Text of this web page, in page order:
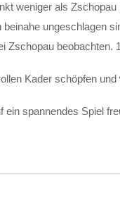
weniger als
ungeschlagen
Zschopau
Kader schöpfen
spannendes Spiel